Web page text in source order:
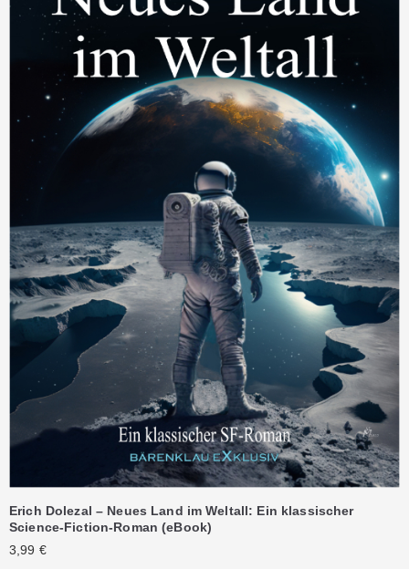
Erich Dolezal – Neues Land im Weltall: Ein klassischer
Science-Fiction-Roman (eBook)
3,99 €